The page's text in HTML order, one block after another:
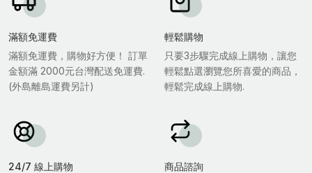
滿額免運費
滿額免運費，購物好方便！ 訂單
金額滿 2000元台灣配送免運費.
(外島離島運費另計)
輕鬆購物
只要3步驟完成線上購物，讓您
輕鬆點選瀏覽您所喜愛的商品，
輕鬆完成線上購物.
24/7 線上購物
商品諮詢